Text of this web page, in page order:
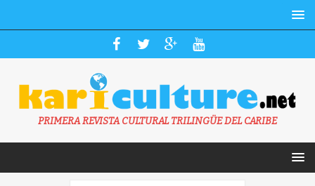
PRIMERA REVISTA CULTURAL TRILINGÜE DEL CARIBE